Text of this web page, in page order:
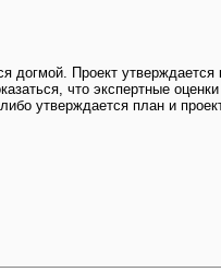
догмой. Проект
что экспертные
утверждается план и